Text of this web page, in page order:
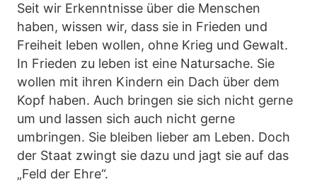
Seit wir Erkenntnisse über die Menschen
haben, wissen wir, dass sie in Frieden und
Freiheit leben wollen, ohne Krieg und Gewalt.
In Frieden zu leben ist eine Natursache. Sie
wollen mit ihren Kindern ein Dach über dem
Kopf haben. Auch bringen sie sich nicht gerne
um und lassen sich auch nicht gerne
umbringen. Sie bleiben lieber am Leben. Doch
der Staat zwingt sie dazu und jagt sie auf das
„Feld der Ehre“.